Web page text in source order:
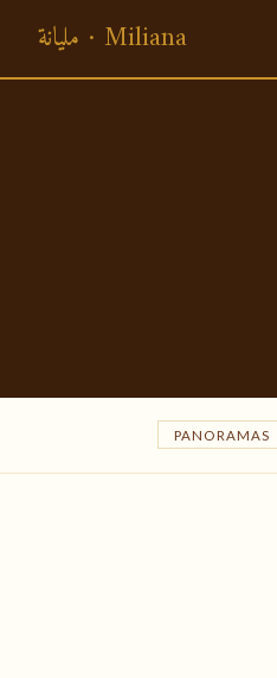
مليانة · Miliana
PANORAMAS